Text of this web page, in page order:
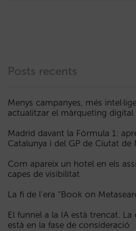
Posts recents
Menys campanyes, més
actualitzar el màrqueting
Madrid davant la Fórmula 1:
Catalunya i del GP de Ciutat de
Com apareix un hotel en els
capes de visibilitat
La fi de l’era “Book on
El funnel a la IA està trencat.
està en la fase de consideració